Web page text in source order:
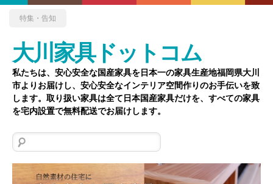
特集・告知
大川家具ドットコム
私たちは、安心安全な国産家具を日本一の家具生産地福岡県大川
市よりお届けし、安心安全なインテリア空間作りのお手伝いを致
します。取り扱い家具は全て日本国産家具だけを、すべての家具
を宅内設置で無料配送でお届けします。
検
索: